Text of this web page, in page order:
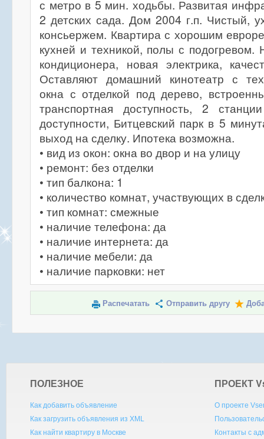
с метро в 5 мин. ходьбы. Развитая
2 детских сада. Дом 2004 г.п. Чистый,
консьержем. Квартира с хорошим
кухней и техникой, полы с подогревом.
кондиционера, новая электрика,
Оставляют домашний кинотеатр с
окна с отделкой под дерево,
транспортная доступность, 2
доступности, Битцевский парк в 5
выход на сделку. Ипотека возможна.
• вид из окон: окна во двор и на улицу
• ремонт: без отделки
• тип балкона: 1
• количество комнат, участвующих в
• тип комнат: смежные
• наличие телефона: да
• наличие интернета: да
• наличие мебели: да
• наличие парковки: нет
Распечатать Отправить другу
ПОЛЕЗНОЕ
Как добавить объявление
Как загрузить объявления из XML
Как найти квартиру в Москве
ПРОЕКТ V
О проекте
Контакты с